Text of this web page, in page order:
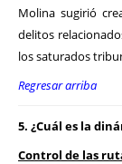
Molina sugirió
delitos
los saturados
Regresar arriba
5. ¿Cuál es la
Control de las